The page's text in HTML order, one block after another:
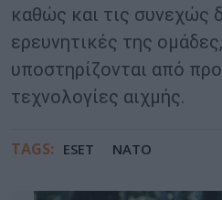
καθώς και τις συνεχώς
ερευνητικές της
υποστηρίζονται από
τεχνολογίες αιχμής.
TAGS: ESET ΝΑΤΟ